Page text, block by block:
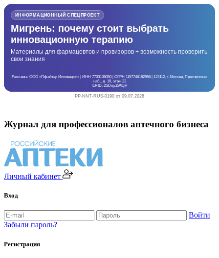
ИНФОРМАЦИОННЫЙ СПЕЦПРОЕКТ
Мигрень: почему стоит выбрать
инновационную терапию
Материалы для фармацевтов и провизоров + возможность проверить
свои знания
Реклама. ООО «Пфайзер Инновации» | ИНН 7703106050 | ОГРН 1157746182956 | 123112, г. Москва, Пресненская
наб., д. 10, этаж 22
ERID: 2SDnjcLWEjV
PP-NNT-RUS-0190 от 09.07.2026
Журнал для профессионалов аптечного бизнеса
Личный кабинет
Вход
Войти
Забыли пароль?
Регистрация